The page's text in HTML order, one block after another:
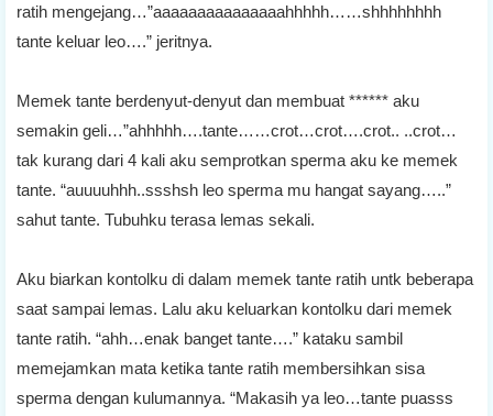
ratih mengejang…”aaaaaaaaaaaaaaahhhhh……shhhhhhhh
tante keluar leo….” jeritnya.
Memek tante berdenyut-denyut dan membuat ****** aku
semakin geli…”ahhhhh….tante……crot…crot….crot.. ..crot…
tak kurang dari 4 kali aku semprotkan sperma aku ke memek
tante. “auuuuhhh..ssshsh leo sperma mu hangat sayang…..”
sahut tante. Tubuhku terasa lemas sekali.
Aku biarkan kontolku di dalam memek tante ratih untk beberapa
saat sampai lemas. Lalu aku keluarkan kontolku dari memek
tante ratih. “ahh…enak banget tante….” kataku sambil
memejamkan mata ketika tante ratih membersihkan sisa
sperma dengan kulumannya. “Makasih ya leo…tante puasss